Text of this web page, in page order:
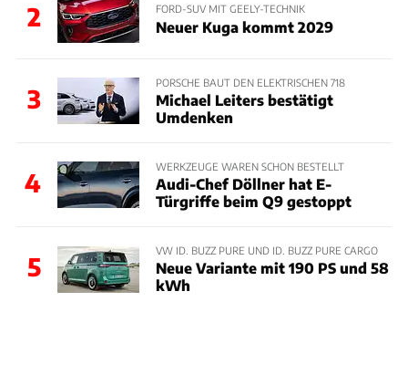
2 FORD-SUV MIT GEELY-TECHNIK
Neuer Kuga kommt 2029
3
PORSCHE BAUT DEN ELEKTRISCHEN 718
Michael Leiters bestätigt
Umdenken
4
WERKZEUGE WAREN SCHON BESTELLT
Audi-Chef Döllner hat E-
Türgriffe beim Q9 gestoppt
5
VW ID. BUZZ PURE UND ID. BUZZ PURE CARGO
Neue Variante mit 190 PS und 58
kWh